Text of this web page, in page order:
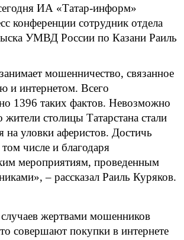
ИА «Татар-информ»
конференции сотрудник отдела
УМВД России по Казани Раиль
мошенничество, связанное
и интернетом. Всего
1396 таких фактов. Невозможно
жители столицы Татарстана стали
на уловки аферистов. Достичь
числе и благодаря
мероприятиям, проведенным
– рассказал Раиль Куряков.
жертвами мошенников
совершают покупки в интернете